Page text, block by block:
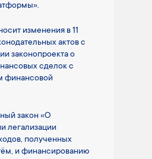
изменения в 11
актов с
законопроекта о
сделок с
финансовой
закон «О
легализации
полученных
и финансированию